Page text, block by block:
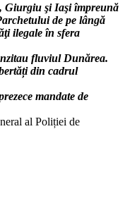
Giurgiu şi Iaşi împreună
de pe lângă
ilegale în sfera
fluviul Dunărea.
din cadrul
mandate de
al Poliției de